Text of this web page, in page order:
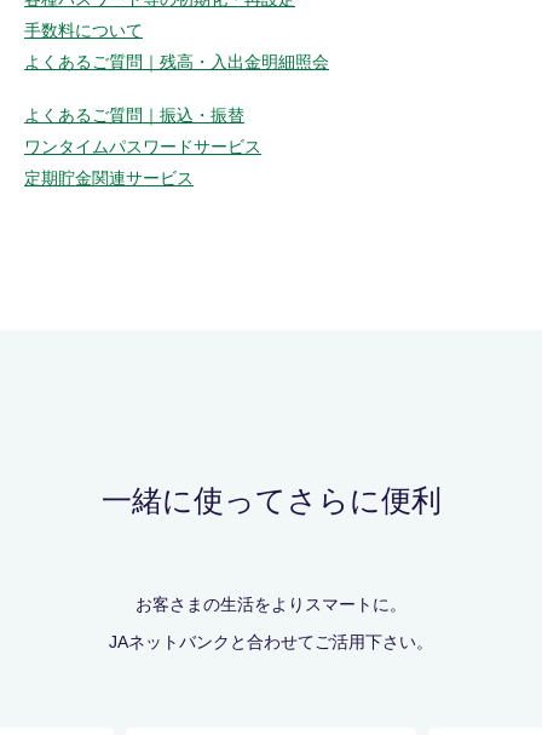
手数料について
よくあるご質問｜残高・入出金明細照会
よくあるご質問｜振込・振替
ワンタイムパスワードサービス
定期貯金関連サービス
一緒に使ってさらに便利
お客さまの生活をよりスマートに。
JAネットバンクと合わせてご活用下さい。